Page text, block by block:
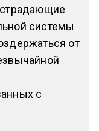
системы
от
с